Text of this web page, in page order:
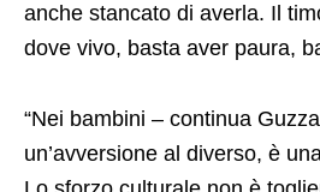
anche stancato di averla. Il
dove vivo, basta aver paura,
“Nei bambini – continua
un’avversione al diverso, è